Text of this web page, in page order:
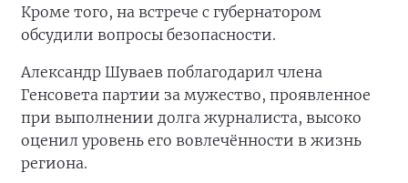
Кроме того, на встрече с губернатором
обсудили вопросы безопасности.
Александр Шуваев поблагодарил члена
Генсовета партии за мужество, проявленное
при выполнении долга журналиста, высоко
оценил уровень его вовлечённости в жизнь
региона.